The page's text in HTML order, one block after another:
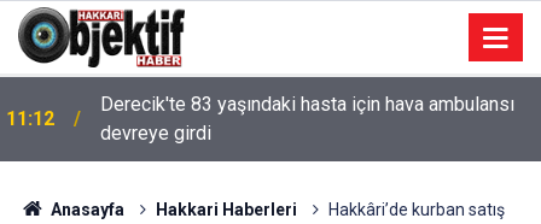
11:12
Derecik'te 83 yaşındaki hasta için hava ambulansı
devreye girdi
Anasayfa Hakkari Haberleri
Hakkâri’de kurban satış